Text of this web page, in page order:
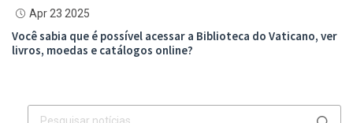
Apr 23 2025
Você sabia que é possível acessar a Biblioteca do Vaticano, ver
livros, moedas e catálogos online?